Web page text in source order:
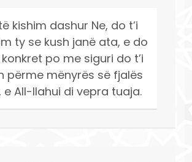
kishim dashur Ne, do t’i
ty se kush janë ata, e do
po me siguri do t’i
përme mënyrës së fjalës
e All-llahui di vepra tuaja.